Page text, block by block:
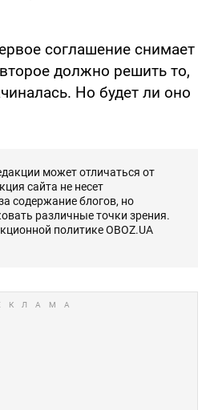
соглашение снимает
должно решить то,
Но будет ли оно
может отличаться от
сайта не несет
содержание блогов, но
различные точки зрения.
политике OBOZ.UA